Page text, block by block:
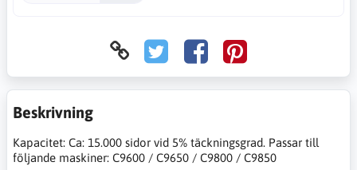
Beskrivning
Kapacitet: Ca: 15.000 sidor vid 5% täckningsgrad. Passar till
följande maskiner: C9600 / C9650 / C9800 / C9850